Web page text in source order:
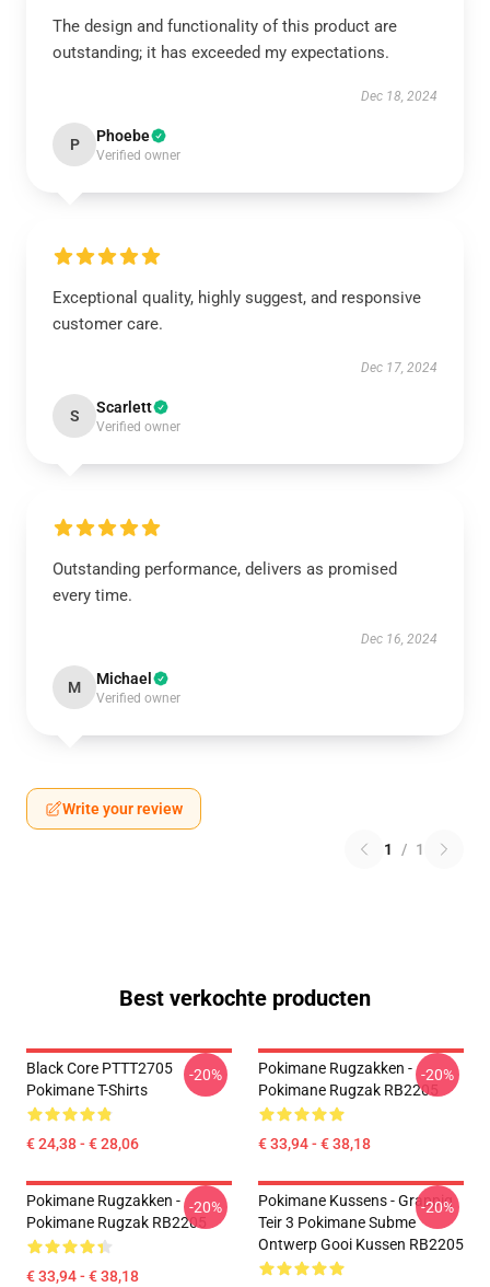
The design and functionality of this product are
outstanding; it has exceeded my expectations.
Dec 18, 2024
P Phoebe
Verified owner
Exceptional quality, highly suggest, and responsive
customer care.
Dec 17, 2024
S Scarlett
Verified owner
Outstanding performance, delivers as promised
every time.
Dec 16, 2024
M Michael
Verified owner
Write your review
1 / 1
Best verkochte producten
Black Core PTTT2705
Pokimane T-Shirts
€ 24,38 - € 28,06
-20%
Pokimane Rugzakken -
Pokimane Rugzak RB2205
€ 33,94 - € 38,18
-20%
Pokimane Rugzakken -
Pokimane Rugzak RB2205
€ 33,94 - € 38,18
-20%
Pokimane Kussens - Grappig
Teir 3 Pokimane Subme
Ontwerp Gooi Kussen RB2205
-20%